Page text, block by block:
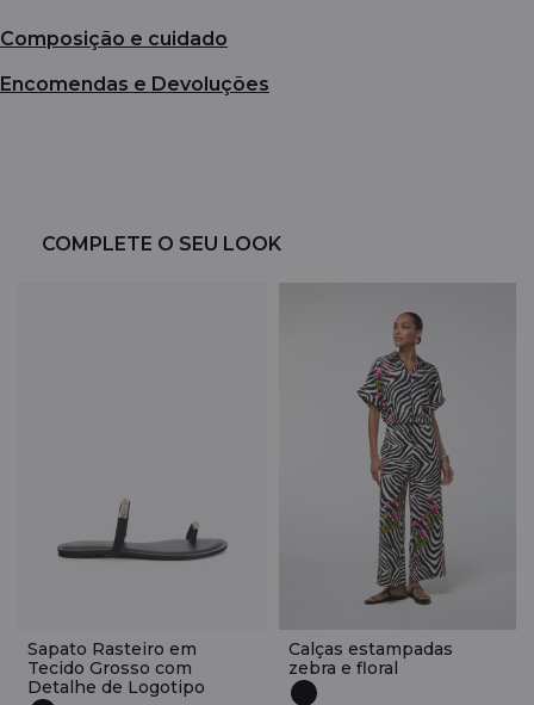
Composição e cuidado
Encomendas e Devoluções
COMPLETE O SEU LOOK
Sapato Rasteiro em
Tecido Grosso com
Detalhe de Logotipo
Calças estampadas
zebra e floral